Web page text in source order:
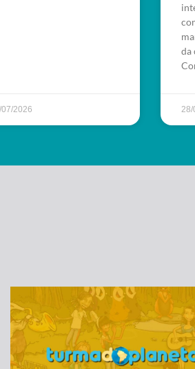
2026
da
28/
Turma do Planeta